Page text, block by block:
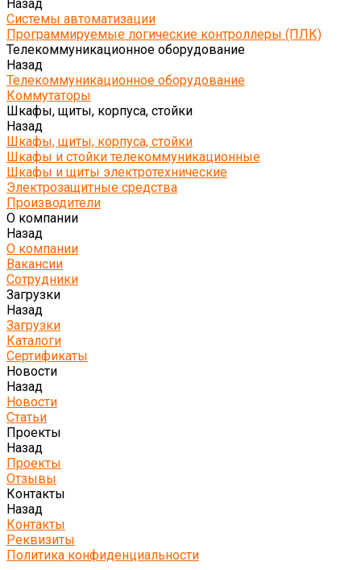
Назад
Системы автоматизации
Программируемые логические контроллеры (ПЛК)
Телекоммуникационное оборудование
Назад
Телекоммуникационное оборудование
Коммутаторы
Шкафы, щиты, корпуса, стойки
Назад
Шкафы, щиты, корпуса, стойки
Шкафы и стойки телекоммуникационные
Шкафы и щиты электротехнические
Электрозащитные средства
Производители
О компании
Назад
О компании
Вакансии
Сотрудники
Загрузки
Назад
Загрузки
Каталоги
Сертификаты
Новости
Назад
Новости
Статьи
Проекты
Назад
Проекты
Отзывы
Контакты
Назад
Контакты
Реквизиты
Политика конфиденциальности